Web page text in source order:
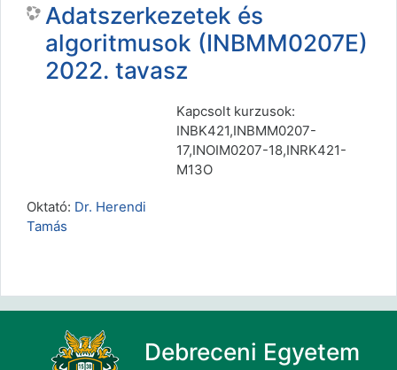
Adatszerkezetek és
algoritmusok (INBMM0207E)
2022. tavasz
Kapcsolt kurzusok:
INBK421,INBMM0207-
17,INOIM0207-18,INRK421-
M13O
Oktató: Dr. Herendi
Tamás
Debreceni Egyetem